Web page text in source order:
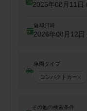
2026年08月11日
返却日時
2026年08月12日
車両タイプ
コンパクトカー
その他の検索条件